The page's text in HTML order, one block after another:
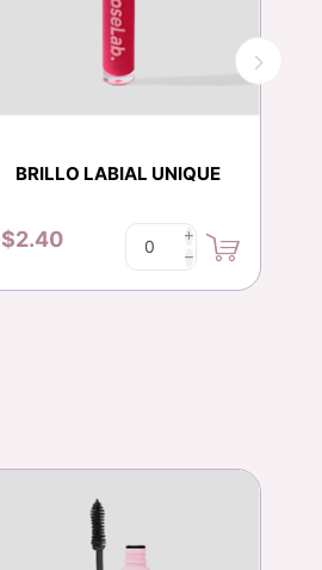
BRILLO LABIAL UNIQUE
$2.40 i
h